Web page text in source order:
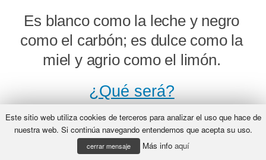
Es blanco como la leche y negro
como el carbón; es dulce como la
miel y agrio como el limón.
¿Qué será?
Una cosa muy potente, que sin
Este sitio web utiliza cookies de terceros para analizar el uso que hace de
nuestra web. Si continúa navegando entendemos que acepta su uso.
cerrar mensaje Más info aquí